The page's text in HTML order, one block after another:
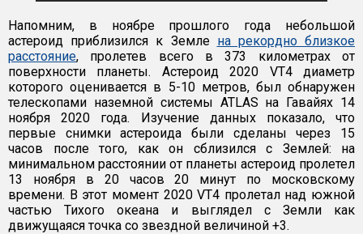
Напомним, в ноябре прошлого года небольшой
астероид приблизился к Земле на рекордно близкое
расстояние, пролетев всего в 373 километрах от
поверхности планеты. Астероид 2020 VT4 диаметр
которого оценивается в 5-10 метров, был обнаружен
телескопами наземной системы ATLAS на Гавайях 14
ноября 2020 года. Изучение данных показало, что
первые снимки астероида были сделаны через 15
часов после того, как он сблизился с Землей: на
минимальном расстоянии от планеты астероид пролетел
13 ноября в 20 часов 20 минут по московскому
времени. В этот момент 2020 VT4 пролетал над южной
частью Тихого океана и выглядел с Земли как
движущаяся точка со звездной величиной +3.